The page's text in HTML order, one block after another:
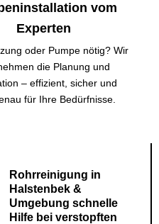
vom
Experten
oder Pumpe nötig? Wir
die Planung und
– effizient, sicher und
für Ihre Bedürfnisse.
Rohrreinigung in
Halstenbek &
Umgebung schnelle
Hilfe bei verstopften